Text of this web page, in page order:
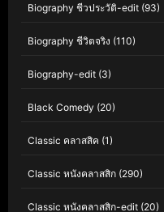
Biography ชีวประวัติ-edit (93)
Biography ชีวิตจริง (110)
Biography-edit (3)
Black Comedy (20)
Classic คลาสสิค (1)
Classic หนังคลาสสิก (290)
Classic หนังคลาสสิก-edit (20)